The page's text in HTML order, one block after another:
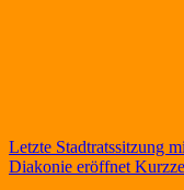
Letzte Stadtratssitzung
Diakonie eröffnet